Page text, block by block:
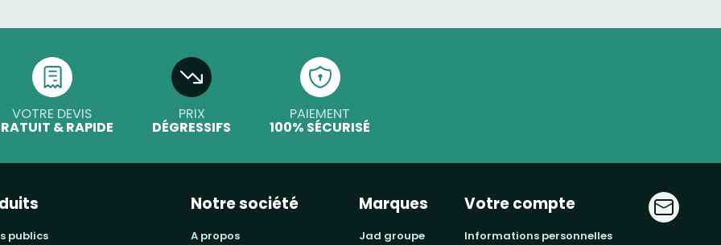
VOTRE DEVIS
& RAPIDE
PRIX
DÉGRESSIFS
PAIEMENT
100% SÉCURISÉ
publics
Notre société
a propos
Marques
jad groupe
Votre compte
informations personnelles